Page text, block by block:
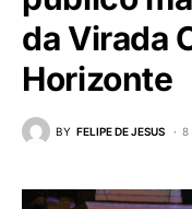
da Virada
Horizonte
BY FELIPE DE JESUS 8